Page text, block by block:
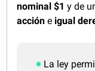
nominal $1 y de
acción e igual
La ley